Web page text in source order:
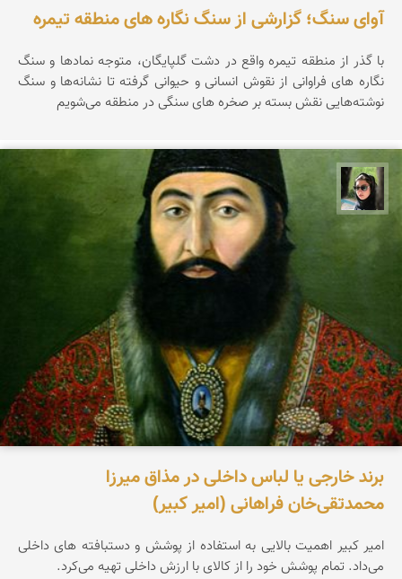
آوای سنگ؛ گزارشی از سنگ نگاره های منطقه تیمره
با گذر از منطقه تیمره واقع در دشت گلپایگان، متوجه نماد‌ها و سنگ
نگاره های فراوانی از نقوش انسانی و حیوانی گرفته تا نشانه‌ها و سنگ
نوشته‌هایی نقش بسته بر صخره های سنگی در منطقه می‌شویم
سپیده اصلان
برند خارجی یا لباس داخلی در مذاق میرزا
محمدتقی‌خان فراهانی (امیر کبیر)
امیر کبیر اهمیت بالایی به استفاده از پوشش و دستبافته های داخلی
می‌داد. تمام پوشش خود را از کالای با ارزش داخلی تهیه می‌کرد.